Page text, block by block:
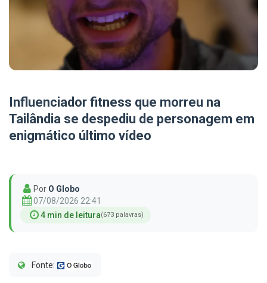
Influenciador fitness que morreu na
Tailândia se despediu de personagem em
enigmático último vídeo
Por O Globo
07/08/2026 22:41
4 min de leitura(673 palavras)
Fonte: